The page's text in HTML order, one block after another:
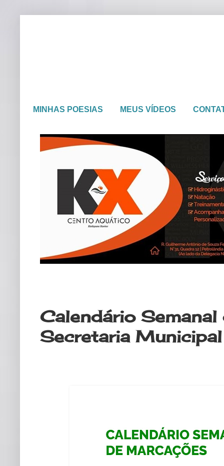
MINHAS POESIAS MEUS VÍDEOS
Calendário
Secretaria